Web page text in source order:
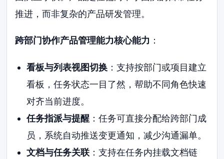
推进，而非复杂的产品研发管理。
跨部门协作产品管理能力核心能力 ：
看板与列表视图切换：支持按部门或项目建立
看板，任务状态一目了然，帮助不同角色快速
对齐当前进度。
任务指派与提醒：任务可直接分配给跨部门成
员，系统自动推送变更通知，减少沟通漏单。
文档与任务关联：支持在任务内挂载文档链